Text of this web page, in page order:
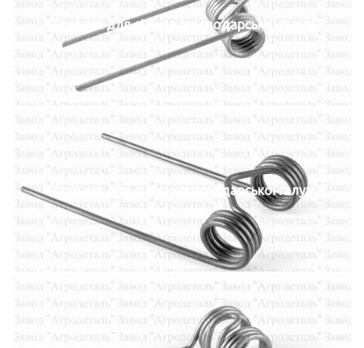
Пружини для сільськогосподарської галузі
Пружини для сільськогосподарської галузі